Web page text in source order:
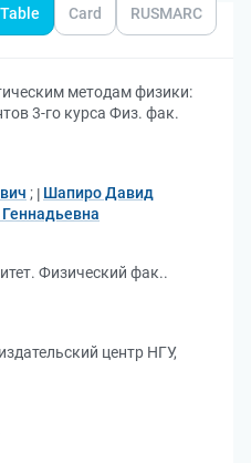
Table Card RUSMARC
методам физики:
3-го курса Физ. фак.
;
Шапиро Давид
Физический фак..
центр НГУ,